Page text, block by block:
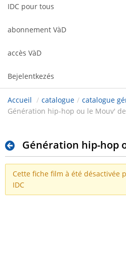
IDC pour tous
abonnement VàD
accès VàD
Bejelentkezés
Accueil / catalogue / catalogue
Génération hip-hop ou le Mouv'
Génération hip-hop
Cette fiche film à été désactivée
IDC